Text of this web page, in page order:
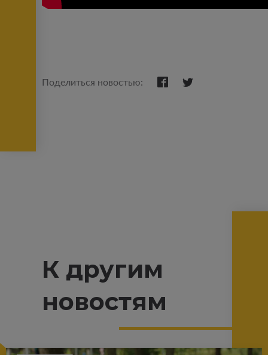
Поделиться новостью:
К другим
новостям